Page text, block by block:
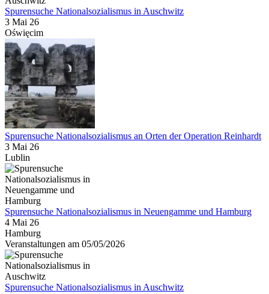
Spurensuche Nationalsozialismus in Auschwitz
3 Mai 26
Oświęcim
Spurensuche Nationalsozialismus an Orten der Operation Reinhardt
3 Mai 26
Lublin
Spurensuche Nationalsozialismus in Neuengamme und Hamburg
4 Mai 26
Hamburg
Veranstaltungen am 05/05/2026
Spurensuche Nationalsozialismus in Auschwitz